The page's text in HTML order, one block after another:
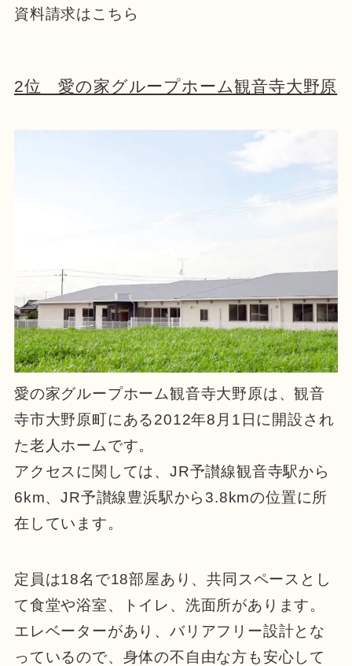
資料請求はこちら
2位 愛の家グループホーム観音寺大野原
愛の家グループホーム観音寺大野原は、観音
寺市大野原町にある2012年8月1日に開設され
た老人ホームです。
アクセスに関しては、JR予讃線観音寺駅から
6km、JR予讃線豊浜駅から3.8kmの位置に所
在しています。
定員は18名で18部屋あり、共同スペースとし
て食堂や浴室、トイレ、洗面所があります。
エレベーターがあり、バリアフリー設計とな
っているので、身体の不自由な方も安心して